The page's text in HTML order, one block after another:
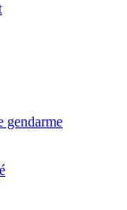
gendarme